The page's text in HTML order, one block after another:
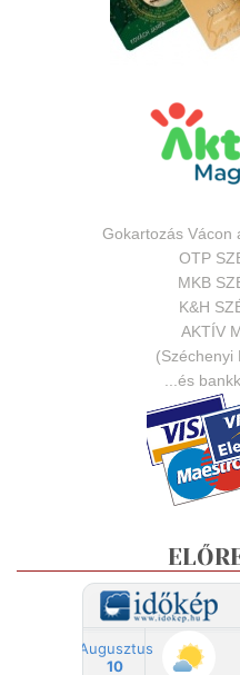
Gokartozás Vácon
OTP
MKB
K&H
AKTÍV
(Széchenyi
...és